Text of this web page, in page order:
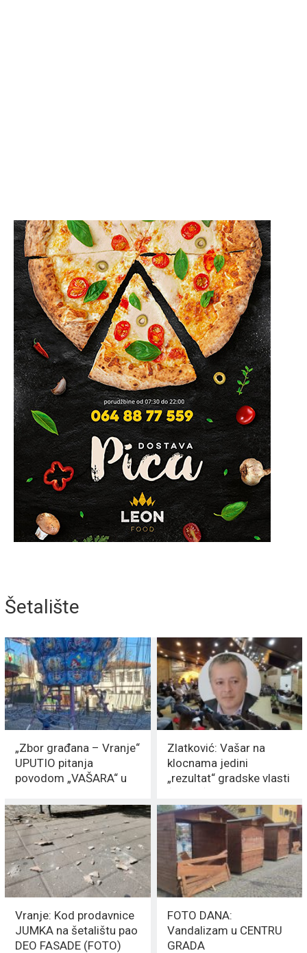
Šetalište
„Zbor građana – Vranje“
UPUTIO pitanja
povodom „VAŠARA“ u
Zlatković: Vašar na
klocnama jedini
„rezultat“ gradske vlasti
(VIDEO)
Vranje: Kod prodavnice
JUMKA na šetalištu pao
DEO FASADE (FOTO)
FOTO DANA:
Vandalizam u CENTRU
GRADA